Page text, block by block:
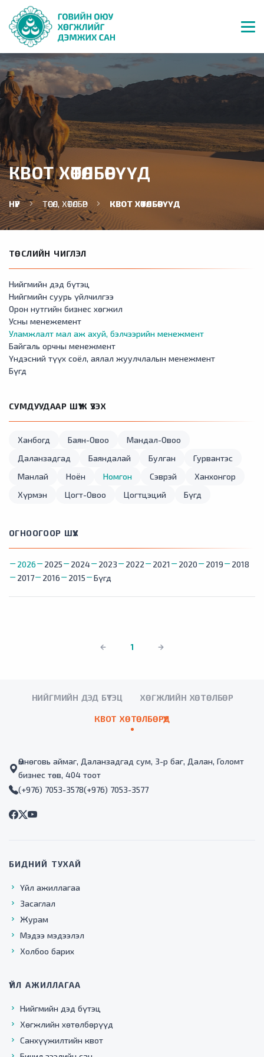
КВОТ ХӨТӨЛБӨРҮҮД
НҮҮР ТӨСӨЛ, ХӨТӨЛБӨР КВОТ ХӨТӨЛБӨРҮҮД
ТӨСЛИЙН ЧИГЛЭЛ
Нийгмийн дэд бүтэц
Нийгмийн суурь үйлчилгээ
Орон нутгийн бизнес хөгжил
Усны менежемент
Уламжлалт мал аж ахуй, бэлчээрийн менежмент
Байгаль орчны менежмент
Үндэсний түүх соёл, аялал жуулчлалын менежмент
Бүгд
СУМДУУДААР ШҮҮЖ ҮЗЭХ
Ханбогд Баян-Овоо
Мандал-Овоо
Даланзадгад
Баяндалай Булган
Гурвантэс
Манлай
Ноён Номгон Сэврэй
Ханхонгор
Хүрмэн
Цогт-Овоо Цогтцэций Бүгд
ОГНООГООР ШҮҮХ
2026 2025 2024 2023 2022 2021 2020 2019
2018
2017
2016 2015 Бүгд
1
НИЙГМИЙН ДЭД БҮТЭЦ ХӨГЖЛИЙН ХӨТӨЛБӨР
КВОТ ХӨТӨЛБӨРҮҮД
Өмнөговь аймаг, Даланзадгад сум, 3-р баг, Далан, Голомт
бизнес төв, 404 тоот
(+976) 7053-3578(+976) 7053-3577
БИДНИЙ ТУХАЙ
Үйл ажиллагаа
Засаглал
Журам
Мэдээ мэдээлэл
Холбоо барих
ҮЙЛ АЖИЛЛАГАА
Нийгмийн дэд бүтэц
Хөгжлийн хөтөлбөрүүд
Санхүүжилтийн квот